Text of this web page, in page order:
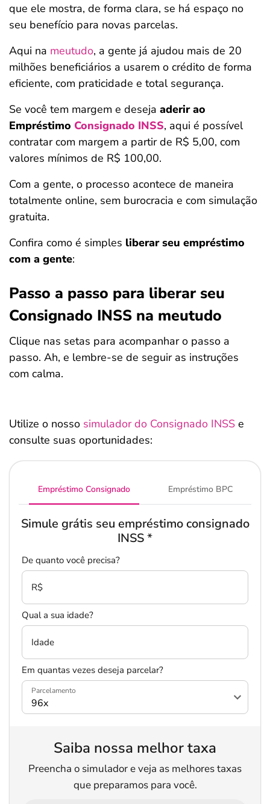
que ele mostra, de forma clara, se há espaço no
seu benefício para novas parcelas.
Aqui na meutudo, a gente já ajudou mais de 20
milhões beneficiários a usarem o crédito de forma
eficiente, com praticidade e total segurança.
Se você tem margem e deseja aderir ao
Empréstimo Consignado INSS, aqui é possível
contratar com margem a partir de R$ 5,00, com
valores mínimos de R$ 100,00.
Com a gente, o processo acontece de maneira
totalmente online, sem burocracia e com simulação
gratuita.
Confira como é simples liberar seu empréstimo
com a gente:
Passo a passo para liberar seu
Consignado INSS na meutudo
Clique nas setas para acompanhar o passo a
passo. Ah, e lembre-se de seguir as instruções
com calma.
Utilize o nosso simulador do Consignado INSS e
consulte suas oportunidades:
Empréstimo Consignado Empréstimo BPC
Simule grátis seu empréstimo consignado
INSS*
De quanto você precisa?
R$
Qual a sua idade?
Idade
Em quantas vezes deseja parcelar?
Parcelamento
Saiba nossa melhor taxa
Preencha o simulador e veja as melhores taxas
que preparamos para você.